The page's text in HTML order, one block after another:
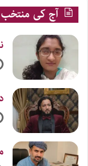
آج کی منتخب